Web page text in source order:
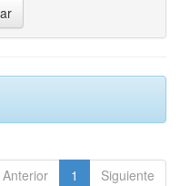
Anterior 1 Siguiente